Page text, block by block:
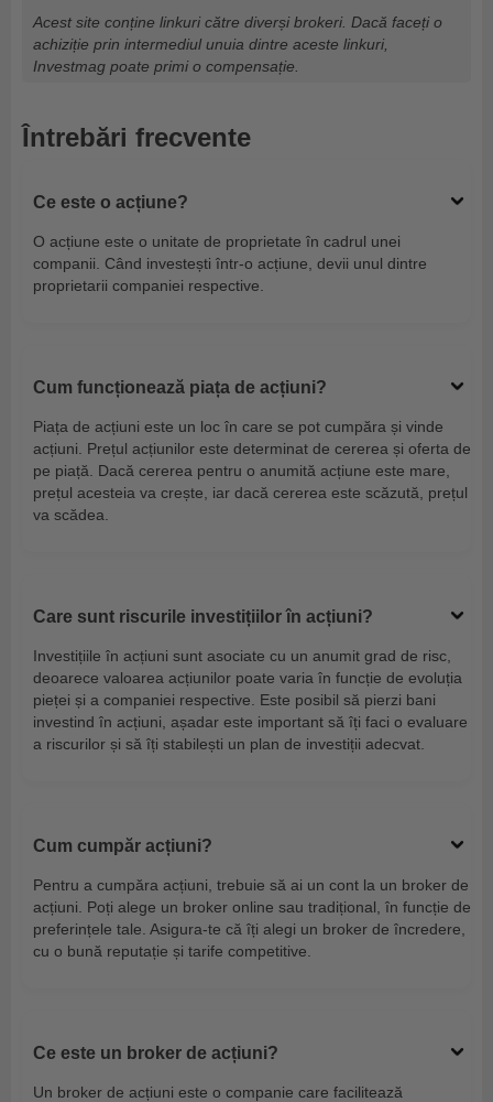
Acest site conține linkuri către diverși brokeri. Dacă faceți o
achiziție prin intermediul unuia dintre aceste linkuri,
Investmag poate primi o compensație.
Întrebări frecvente
Ce este o acțiune?
O acțiune este o unitate de proprietate în cadrul unei
companii. Când investești într-o acțiune, devii unul dintre
proprietarii companiei respective.
Cum funcționează piața de acțiuni?
Piața de acțiuni este un loc în care se pot cumpăra și vinde
acțiuni. Prețul acțiunilor este determinat de cererea și oferta de
pe piață. Dacă cererea pentru o anumită acțiune este mare,
prețul acesteia va crește, iar dacă cererea este scăzută, prețul
va scădea.
Care sunt riscurile investițiilor în acțiuni?
Investițiile în acțiuni sunt asociate cu un anumit grad de risc,
deoarece valoarea acțiunilor poate varia în funcție de evoluția
pieței și a companiei respective. Este posibil să pierzi bani
investind în acțiuni, așadar este important să îți faci o evaluare
a riscurilor și să îți stabilești un plan de investiții adecvat.
Cum cumpăr acțiuni?
Pentru a cumpăra acțiuni, trebuie să ai un cont la un broker de
acțiuni. Poți alege un broker online sau tradițional, în funcție de
preferințele tale. Asigura-te că îți alegi un broker de încredere,
cu o bună reputație și tarife competitive.
Ce este un broker de acțiuni?
Un broker de acțiuni este o companie care facilitează